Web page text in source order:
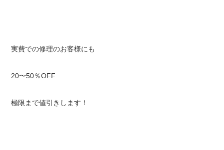
実費での修理のお客様にも
20〜50％OFF
極限まで値引きします！